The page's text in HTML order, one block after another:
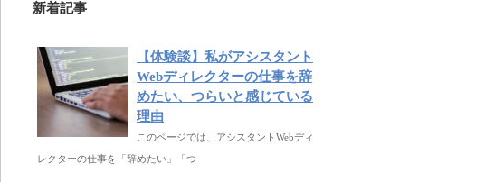
新着記事
【体験談】私がアシスタント
Webディレクターの仕事を辞
めたい、つらいと感じている
理由
このページでは、アシスタントWebディ
レクターの仕事を「辞めたい」「つ